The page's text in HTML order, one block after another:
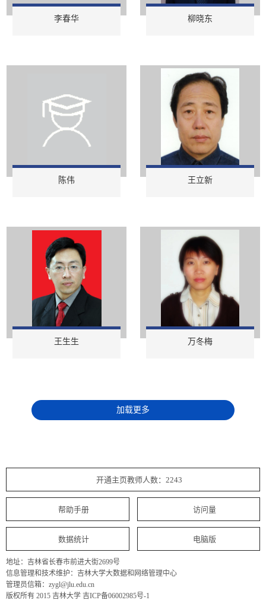
李春华 柳晓东
陈伟 王立新
王生生 万冬梅
加载更多
开通主页教师人数：2243
帮助手册 访问量
数据统计 电脑版
地址：吉林省长春市前进大街2699号
信息管理和技术维护：吉林大学大数据和网络管理中心
管理员信箱：zygl@jlu.edu.cn
版权所有 2015 吉林大学 吉ICP备06002985号-1